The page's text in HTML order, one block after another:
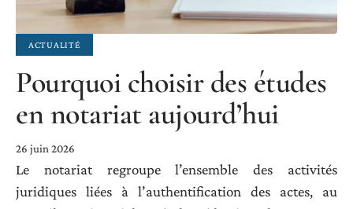
ACTUALITÉ
Pourquoi choisir des études
en notariat aujourd’hui
26 juin 2026
Le notariat regroupe l’ensemble des activités
juridiques liées à l’authentification des actes, au